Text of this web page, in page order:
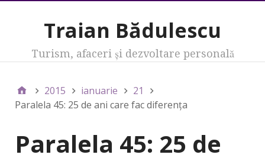
Traian Bădulescu
Turism, afaceri şi dezvoltare personală
2015 ianuarie
21
Paralela 45: 25 de ani care fac diferenţa
Paralela 45: 25 de